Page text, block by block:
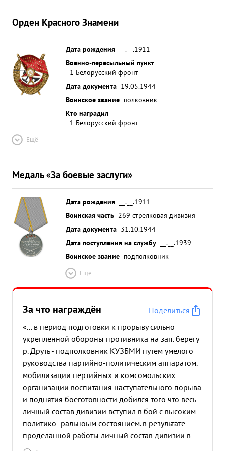
Орден Красного Знамени
Дата рождения
__.__.1911
Военно-пересыльный пункт
1 Белорусский фронт
Дата документа 19.05.1944
Воинское звание полковник
Кто наградил
1 Белорусский фронт
Ещё
Медаль «За боевые заслуги»
Дата рождения
__.__.1911
Воинская часть 269 стрелковая дивизия
Дата документа 31.10.1944
Дата поступления на службу
__.__.1939
Воинское звание подполковник
Ещё
За что награждён
Поделиться
«... в период подготовки к прорыву сильно
укрепленной обороны противника на зап. берегу
р. Друть - подполковник КУЗБМИ путем умелого
руководства партийно-политическим аппаратом.
мобилизации пертийных и комсомольских
организации воспитания наступательного порыва
и поднятия боеготовности добился того что весь
личный состав дивизии вступил в бой с высоким
политико- ральноым состоянием. в результате
проделанной работы личный состав дивизии в
напря женных боях по прорыву обороны